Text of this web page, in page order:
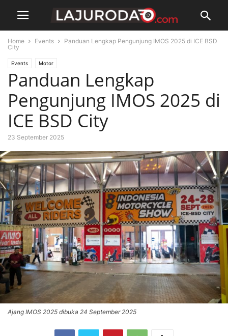
Home Events
Panduan Lengkap Pengunjung IMOS 2025 di ICE BSD
City
Events Motor
Panduan Lengkap
Pengunjung IMOS 2025 di
ICE BSD City
23 September 2025
Ajang IMOS 2025 dibuka 24 September 2025